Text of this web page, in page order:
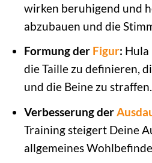
wirken beruhigend und
abzubauen und die
Formung der Figur: Hula
die Taille zu definieren,
und die Beine zu straffen.
Verbesserung der
Training steigert Deine
allgemeines